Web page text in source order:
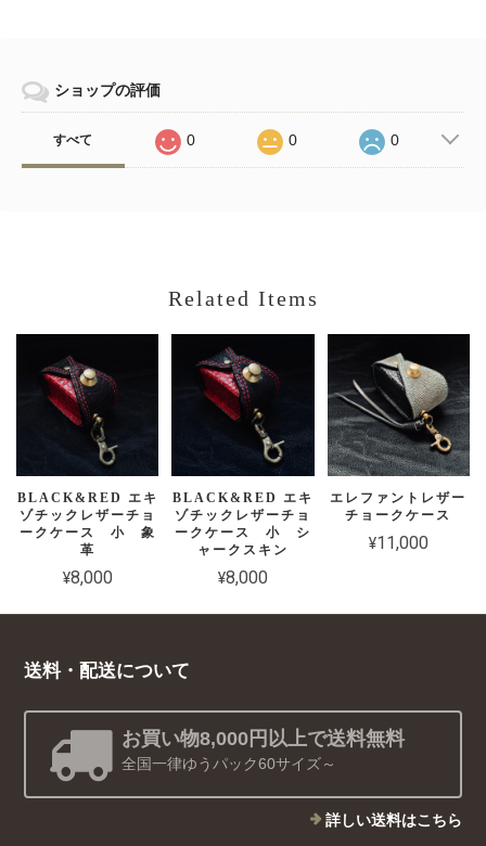
ショップの評価
すべて 0 0 0
Related Items
BLACK&RED エキ
ゾチックレザーチョ
ークケース 小 象
革
¥8,000
BLACK&RED エキ
ゾチックレザーチョ
ークケース 小 シ
ャークスキン
¥8,000
エレファントレザー
チョークケース
¥11,000
送料・配送について
お買い物8,000円以上で送料無料
全国一律ゆうパック60サイズ～
詳しい送料はこちら